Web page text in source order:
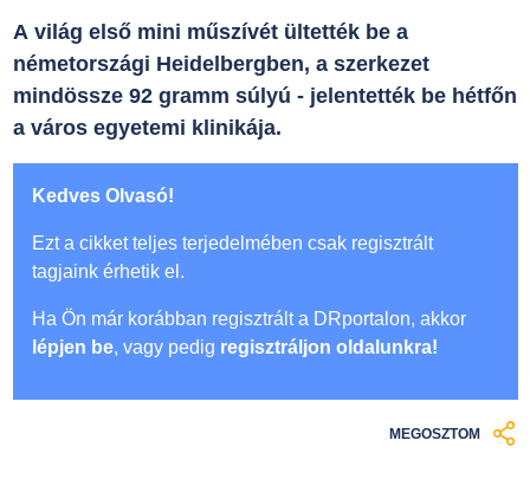
A világ első mini műszívét ültették be a
németországi Heidelbergben, a szerkezet
mindössze 92 gramm súlyú - jelentették be hétfőn
a város egyetemi klinikája.
Kedves Olvasó!
Ezt a cikket teljes terjedelmében csak regisztrált
tagjaink érhetik el.
Ha Ön már korábban regisztrált a DRportalon, akkor
lépjen be, vagy pedig regisztráljon oldalunkra!
MEGOSZTOM